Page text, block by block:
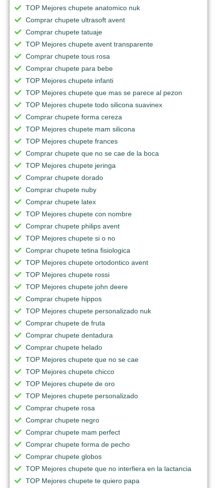
TOP Mejores chupete anatomico nuk
Comprar chupete ultrasoft avent
Comprar chupete tatuaje
TOP Mejores chupete avent transparente
Comprar chupete tous rosa
Comprar chupete para bebe
TOP Mejores chupete infanti
TOP Mejores chupete que mas se parece al pezon
TOP Mejores chupete todo silicona suavinex
Comprar chupete forma cereza
TOP Mejores chupete mam silicona
TOP Mejores chupete frances
Comprar chupete que no se cae de la boca
TOP Mejores chupete jeringa
Comprar chupete dorado
Comprar chupete nuby
Comprar chupete latex
TOP Mejores chupete con nombre
Comprar chupete philips avent
TOP Mejores chupete si o no
Comprar chupete tetina fisiologica
TOP Mejores chupete ortodontico avent
TOP Mejores chupete rossi
TOP Mejores chupete john deere
Comprar chupete hippos
TOP Mejores chupete personalizado nuk
Comprar chupete de fruta
Comprar chupete dentadura
Comprar chupete helado
TOP Mejores chupete que no se cae
TOP Mejores chupete chicco
TOP Mejores chupete de oro
TOP Mejores chupete personalizado
Comprar chupete rosa
Comprar chupete negro
Comprar chupete mam perfect
Comprar chupete forma de pecho
Comprar chupete globos
TOP Mejores chupete que no interfiera en la lactancia
TOP Mejores chupete te quiero papa